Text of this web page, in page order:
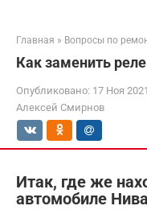
Главная » Вопросы по
Как заменить
Опубликовано: 17 Ноя 2021
Алексей Смирнов
Итак, где же
автомобиле